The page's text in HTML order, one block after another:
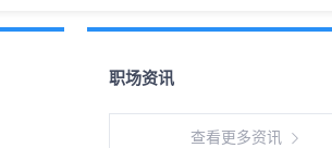
职场资讯
查看更多资讯